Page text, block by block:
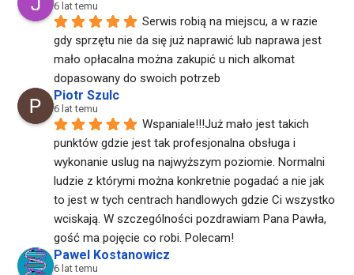
6 lat temu
Serwis robią na miejscu, a w razie
gdy sprzętu nie da się już naprawić lub naprawa jest
mało opłacalna można zakupić u nich alkomat
dopasowany do swoich potrzeb
Piotr Szulc
6 lat temu
Wspaniale!!!Już mało jest takich
punktów gdzie jest tak profesjonalna obsługa i
wykonanie uslug na najwyższym poziomie. Normalni
ludzie z którymi można konkretnie pogadać a nie jak
to jest w tych centrach handlowych gdzie Ci wszystko
wciskają. W szczególności pozdrawiam Pana Pawła,
gość ma pojęcie co robi. Polecam!
Pawel Kostanowicz
6 lat temu